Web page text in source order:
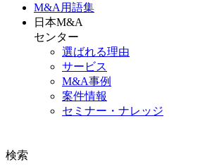
M&A 用語集
日本M&A
センター
選ばれる理由
サービス
M&A事例
案件情報
セミナー・ナレッジ
検索